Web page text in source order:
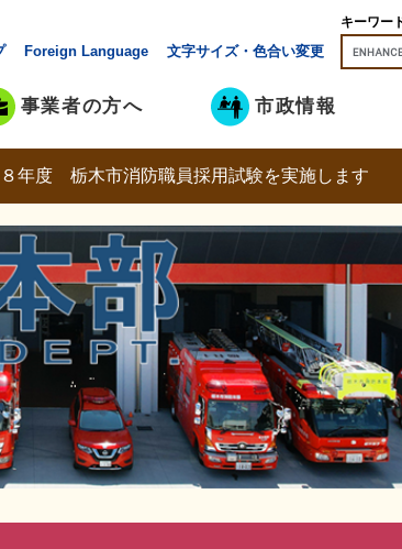
Foreign Language 文字サイズ・色合い変更
キーワー
事業者の方へ 市政情報
年度 栃木市消防職員採用試験を実施します